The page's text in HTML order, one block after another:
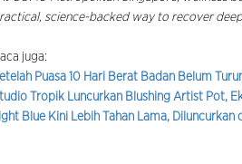
science-backed way to recover
juga:
Puasa 10 Hari Berat Badan Belum
Tropik Luncurkan Blushing Artist Pot,
Blue Kini Lebih Tahan Lama,